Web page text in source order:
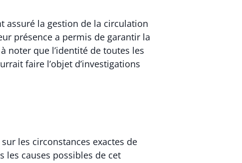
assuré la gestion de la circulation
présence a permis de garantir la
noter que l’identité de toutes les
faire l’objet d’investigations
les circonstances exactes de
les causes possibles de cet